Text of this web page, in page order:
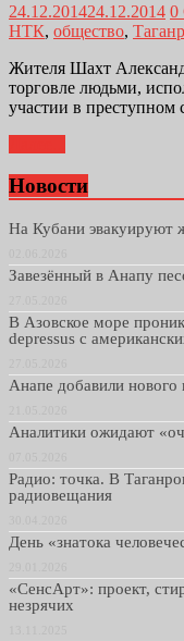
24.12.201424.12.2014 0
НТК, общество,
Жителя Шахт
торговле людьми,
участии в преступном
Новости
На Кубани эвакуируют
Завезённый в Анапу
В Азовское море
depressus с
Анапе добавили нового
Аналитики ожидают
Радио: точка. В
радиовещания
День «знатока
«СенсАрт»: проект,
незрячих